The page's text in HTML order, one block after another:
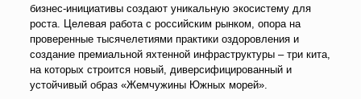
бизнес-инициативы создают уникальную экосистему для
роста. Целевая работа с российским рынком, опора на
проверенные тысячелетиями практики оздоровления и
создание премиальной яхтенной инфраструктуры –три кита,
на которых строится новый, диверсифицированный и
устойчивый образ «Жемчужины Южных морей».